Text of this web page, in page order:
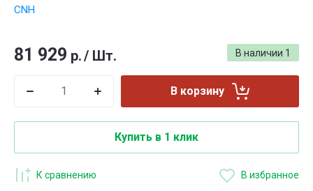
CNH
В наличии 1
81 929 р./ Шт.
В корзину
Купить в 1 клик
К сравнению В избранное